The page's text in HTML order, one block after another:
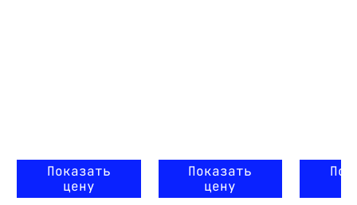
Показать
цену
Показать
цену